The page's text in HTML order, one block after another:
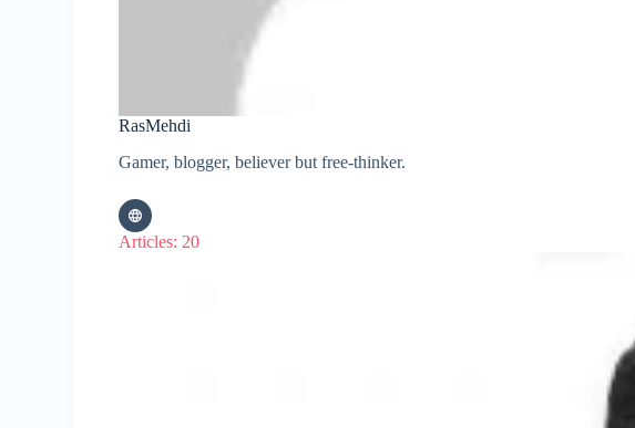
RasMehdi
Gamer, blogger, believer but free-thinker.
Articles: 20